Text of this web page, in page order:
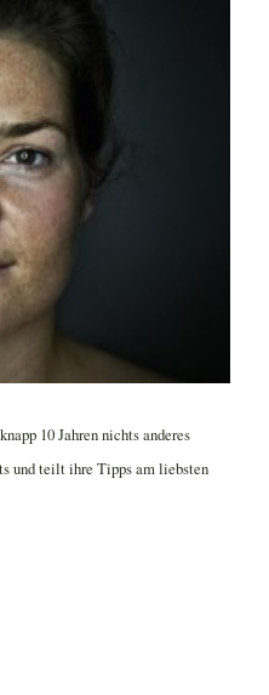
10 Jahren nichts anderes
und teilt ihre Tipps am liebsten